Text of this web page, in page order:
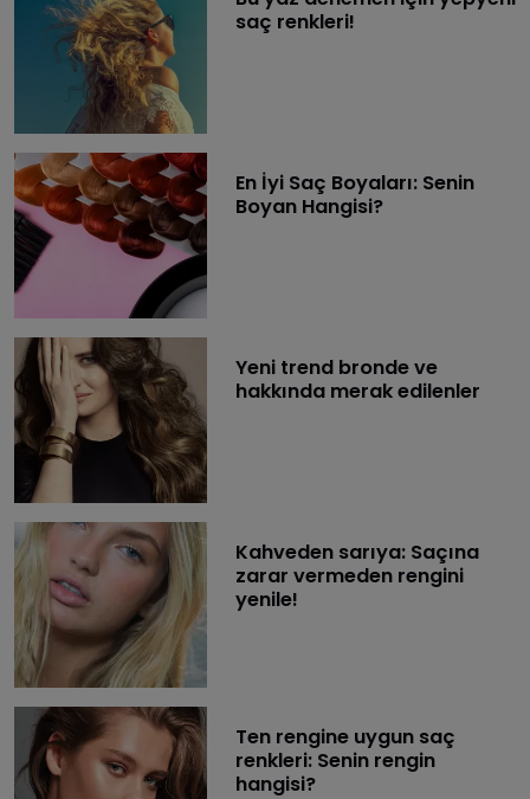
saç renkleri!
​En İyi Saç Boyaları: Senin
Boyan Hangisi?
Yeni trend bronde ve
hakkında merak edilenler
Kahveden sarıya: Saçına
zarar vermeden rengini
yenile!
Ten rengine uygun saç
renkleri: Senin rengin
hangisi?